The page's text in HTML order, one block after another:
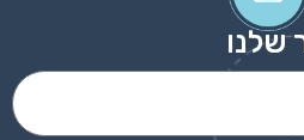
שלנו